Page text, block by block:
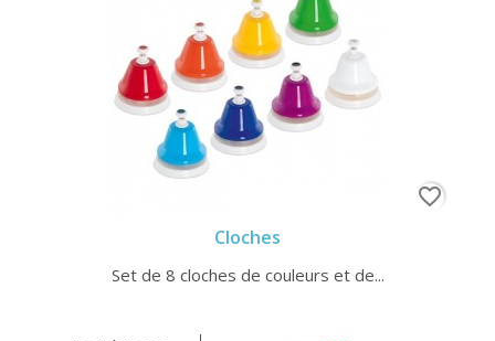
Cloches
Set de 8 cloches de couleurs et de...
favorite_border